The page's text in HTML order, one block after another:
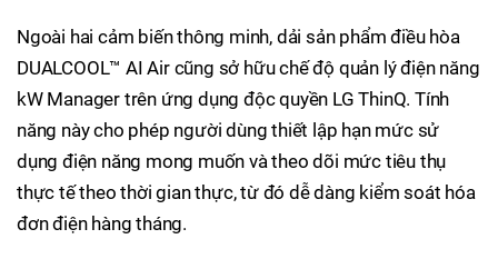
Ngoài hai cảm biến thông minh, dải sản phẩm điều hòa
DUALCOOL™ AI Air cũng sở hữu chế độ quản lý điện năng
kW Manager trên ứng dụng độc quyền LG ThinQ. Tính
năng này cho phép người dùng thiết lập hạn mức sử
dụng điện năng mong muốn và theo dõi mức tiêu thụ
thực tế theo thời gian thực, từ đó dễ dàng kiểm soát hóa
đơn điện hàng tháng.